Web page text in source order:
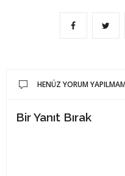
HENÜZ YORUM
Bir Yanıt Bırak